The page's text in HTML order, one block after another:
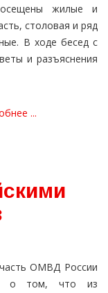
жилые и
столовая и ряд
В ходе бесед с
и разъяснения
...
ОМВД России
о том, что из